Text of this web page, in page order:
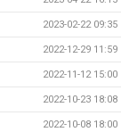
2023-02-22 09:35
2022-12-29 11:59
2022-11-12 15:00
2022-10-23 18:08
2022-10-08 18:00